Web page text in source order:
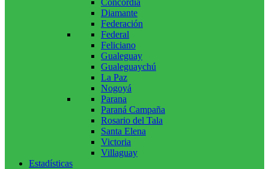
Diamante
Federación
Federal
Feliciano
Gualeguay
Gualeguaychú
La Paz
Nogoyá
Parana
Paraná Campaña
Rosario del Tala
Santa Elena
Victoria
Villaguay
Estadísticas